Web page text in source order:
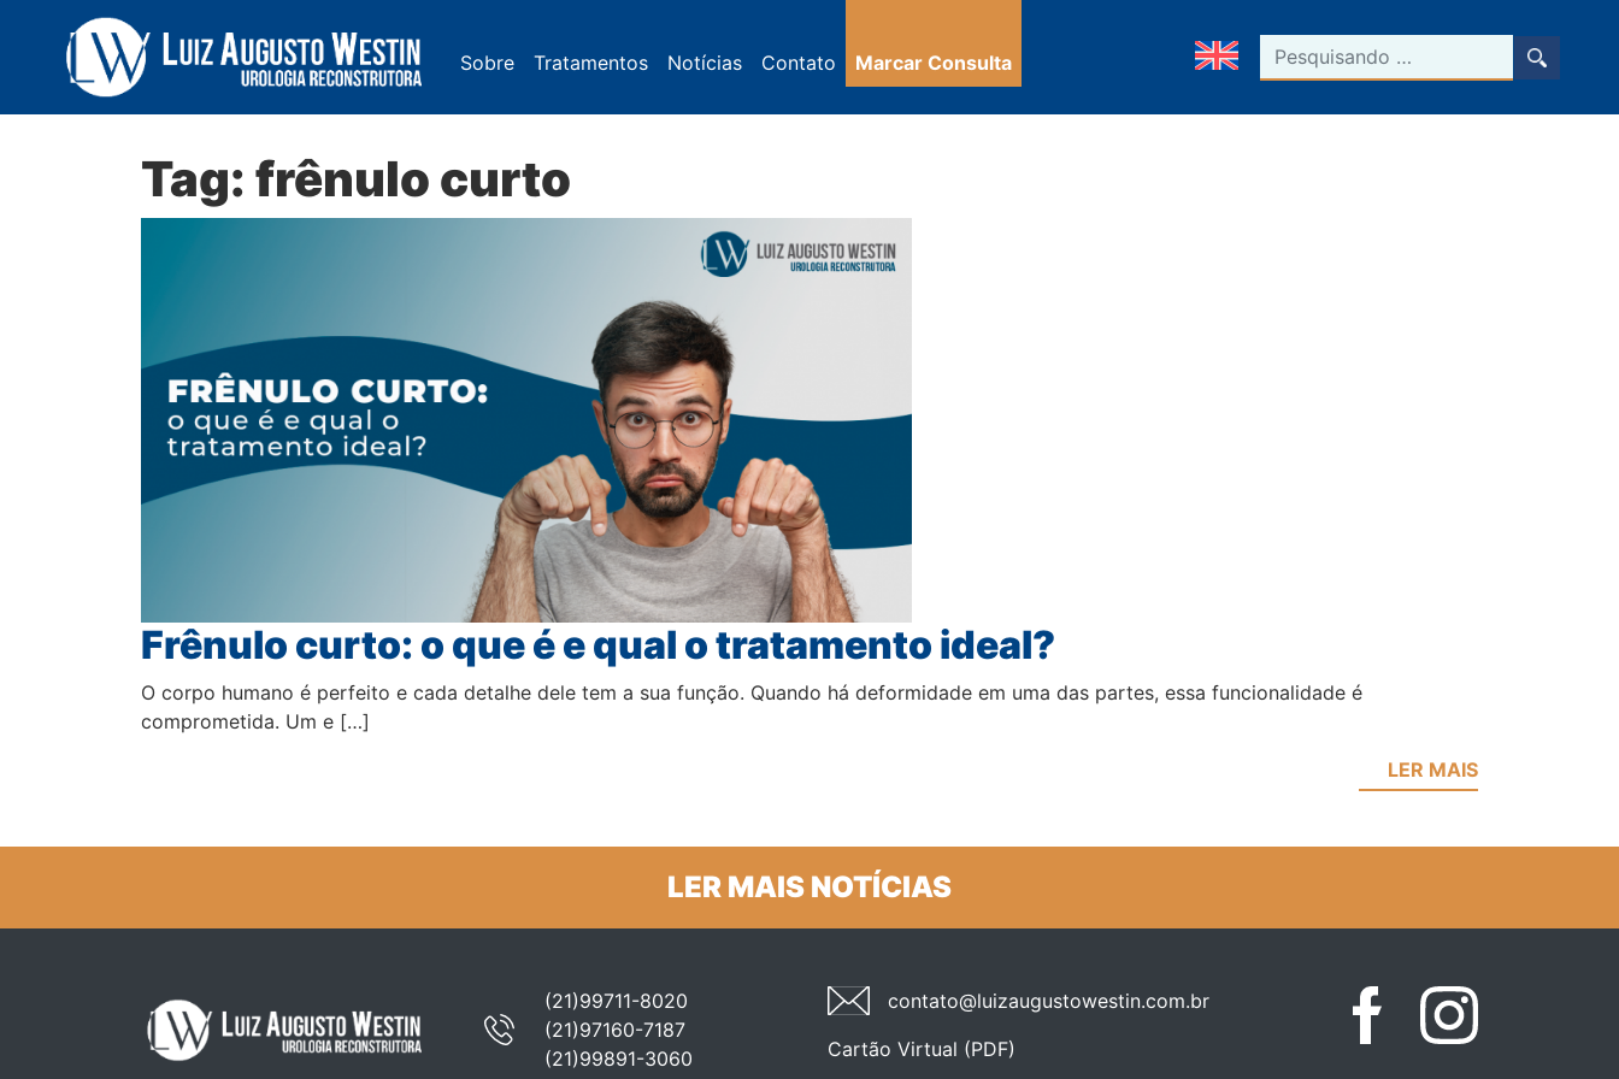
Navegação Principal Sobre Tratamentos Notícias Contato Marcar Consulta
Pesquisar
Tag: frênulo curto
Frênulo curto: o que é e qual o tratamento ideal?
O corpo humano é perfeito e cada detalhe dele tem a sua função. Quando há deformidade em uma das partes, essa funcionalidade é
comprometida. Um e […]
LER MAIS
LER MAIS NOTÍCIAS
(21)99711-8020
(21)97160-7187
(21)99891-3060
contato@luizaugustowestin.com.br
Cartão Virtual (PDF)
FacebookInstagram